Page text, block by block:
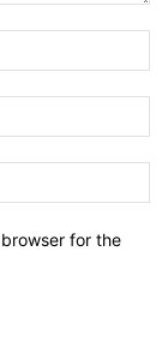
for the